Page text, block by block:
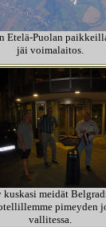
Etelä-Puolan
jäi voimalaitos.
kuskasi meidät
pimeyden
vallitessa.